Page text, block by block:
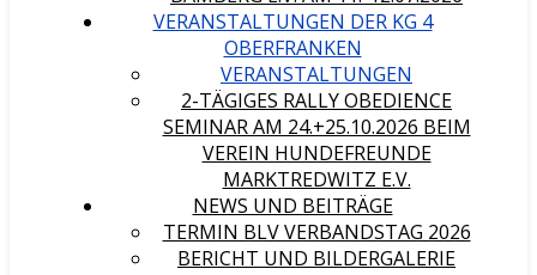
VERANSTALTUNGEN DER KG 4
OBERFRANKEN
VERANSTALTUNGEN
2-TÄGIGES RALLY OBEDIENCE
SEMINAR AM 24.+25.10.2026 BEIM
VEREIN HUNDEFREUNDE
MARKTREDWITZ E.V.
NEWS UND BEITRÄGE
TERMIN BLV VERBANDSTAG 2026
BERICHT UND BILDERGALERIE